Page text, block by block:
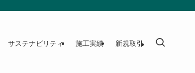
サステナビリティ 施工実績 新規取引